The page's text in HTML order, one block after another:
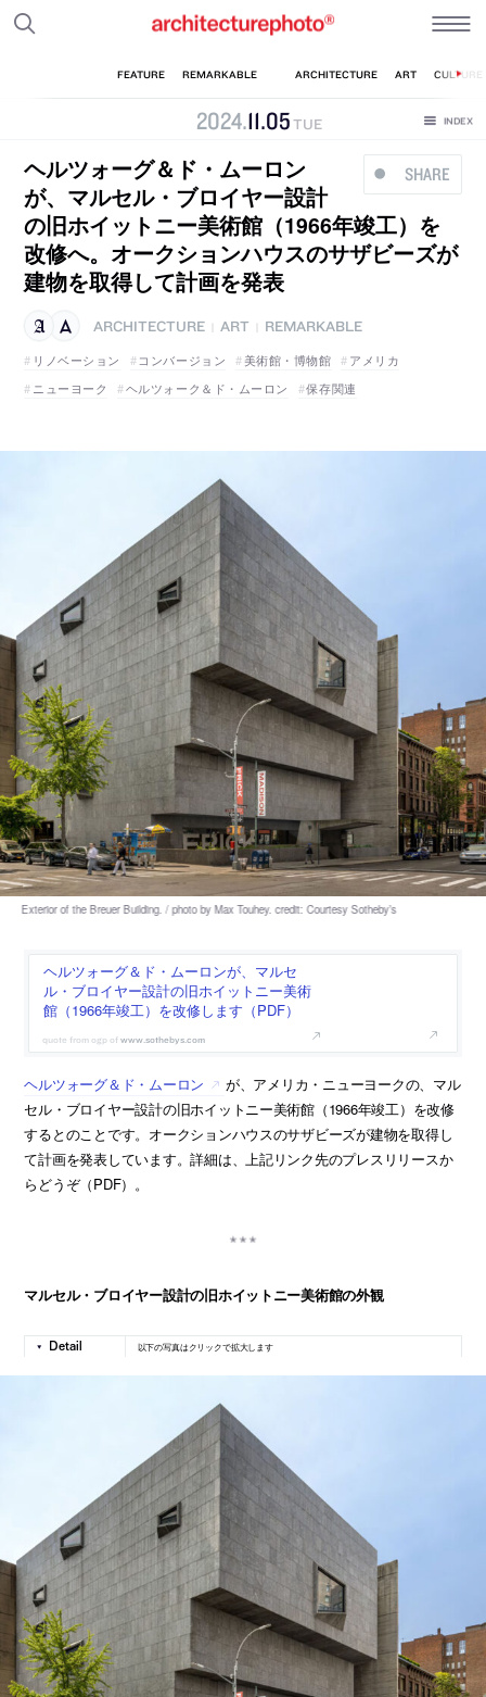
2024.11.05 TUE
SHARE
ヘルツォーグ＆ド・ムーロン
が、マルセル・ブロイヤー設計
の旧ホイットニー美術館（1966年竣工）を
改修へ。オークションハウスのサザビーズが
建物を取得して計画を発表
ARCHITECTURE ART
REMARKABLE
リノベーション
コンバージョン 美術館・博物館
アメリカ
ニューヨーク
ヘルツォーク＆ド・ムーロン 保存関連
ヘルツォーグ＆ド・ムーロンが、マルセ
ル・ブロイヤー設計の旧ホイットニー美術
館（1966年竣工）を改修します（PDF）
www.sothebys.com
ヘルツォーグ＆ド・ムーロン
が、アメリカ・ニューヨークの、マル
セル・ブロイヤー設計の旧ホイットニー美術館（1966年竣工）を改修
するとのことです。オークションハウスのサザビーズが建物を取得し
て計画を発表しています。詳細は、上記リンク先のプレスリリースか
らどうぞ（PDF）。
マルセル・ブロイヤー設計の旧ホイットニー美術館の外観
以下の写真はクリックで拡大します